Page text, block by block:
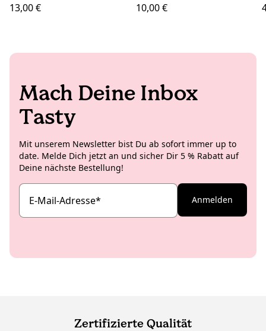
13,00 € 10,00 €
Mach Deine Inbox
Tasty
Mit unserem Newsletter bist Du ab sofort immer up to
date. Melde Dich jetzt an und sicher Dir 5 % Rabatt auf
Deine nächste Bestellung!
E-Mail-Adresse* Anmelden
Zertifizierte Qualität